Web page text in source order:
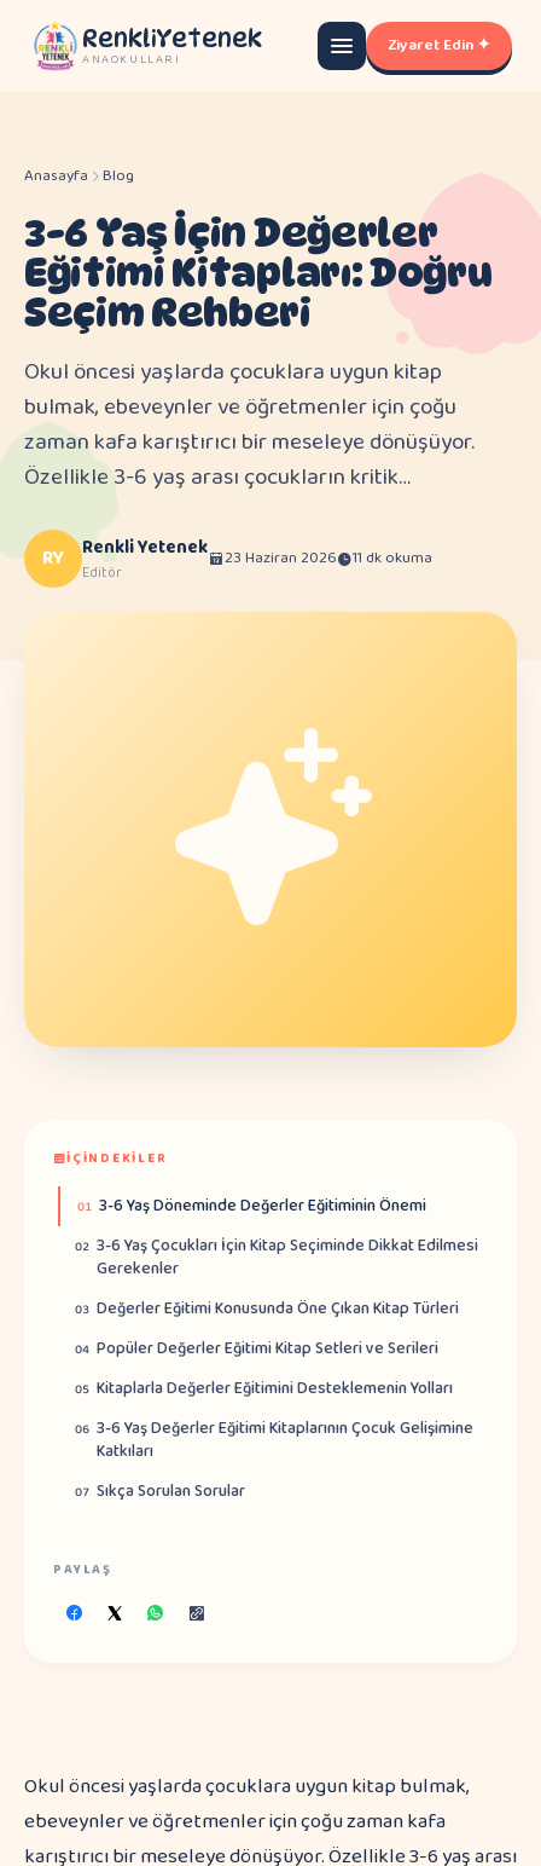
RenkliYetenek
ANAOKULLARI
Ziyaret Edin ✦
Anasayfa Blog
3-6 Yaş İçin Değerler
Eğitimi Kitapları: Doğru
Seçim Rehberi
Okul öncesi yaşlarda çocuklara uygun kitap
bulmak, ebeveynler ve öğretmenler için çoğu
zaman kafa karıştırıcı bir meseleye dönüşüyor.
Özellikle 3-6 yaş arası çocukların kritik…
RY Renkli Yetenek
Editör
23 Haziran 2026 11 dk okuma
İÇINDEKILER
01 3-6 Yaş Döneminde Değerler Eğitiminin Önemi
02 3-6 Yaş Çocukları İçin Kitap Seçiminde Dikkat Edilmesi
Gerekenler
03 Değerler Eğitimi Konusunda Öne Çıkan Kitap Türleri
04 Popüler Değerler Eğitimi Kitap Setleri ve Serileri
05 Kitaplarla Değerler Eğitimini Desteklemenin Yolları
06 3-6 Yaş Değerler Eğitimi Kitaplarının Çocuk Gelişimine
Katkıları
07 Sıkça Sorulan Sorular
PAYLAŞ
Okul öncesi yaşlarda çocuklara uygun kitap bulmak,
ebeveynler ve öğretmenler için çoğu zaman kafa
karıştırıcı bir meseleye dönüşüyor. Özellikle 3-6 yaş arası